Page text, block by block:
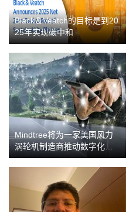
Black＆Veatch的目标是到20
25年实现碳中和
Mindtree将为一家美国风力
涡轮机制造商推动数字化转
型